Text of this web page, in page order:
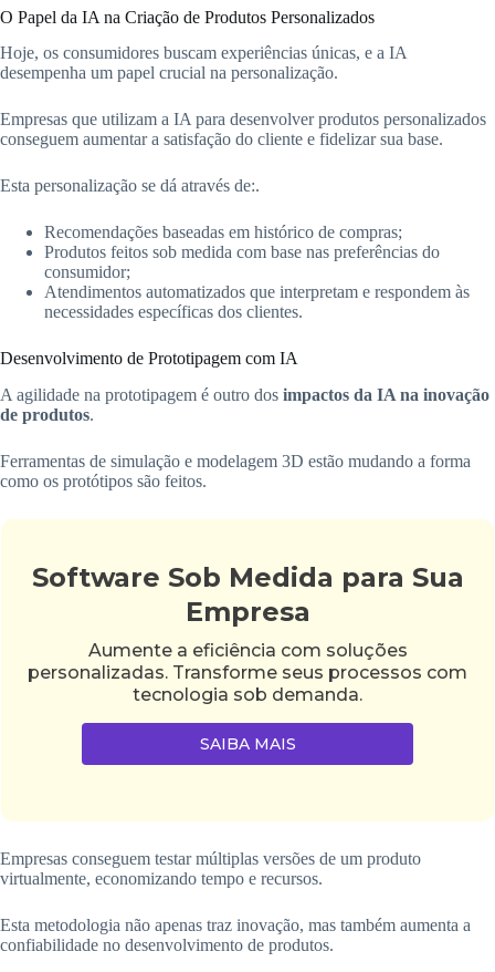
O Papel da IA na Criação de Produtos Personalizados
Hoje, os consumidores buscam experiências únicas, e a IA
desempenha um papel crucial na personalização.
Empresas que utilizam a IA para desenvolver produtos personalizados
conseguem aumentar a satisfação do cliente e fidelizar sua base.
Esta personalização se dá através de:.
Recomendações baseadas em histórico de compras;
Produtos feitos sob medida com base nas preferências do
consumidor;
Atendimentos automatizados que interpretam e respondem às
necessidades específicas dos clientes.
Desenvolvimento de Prototipagem com IA
A agilidade na prototipagem é outro dos impactos da IA na inovação
de produtos.
Ferramentas de simulação e modelagem 3D estão mudando a forma
como os protótipos são feitos.
Software Sob Medida para Sua
Empresa
Aumente a eficiência com soluções
personalizadas. Transforme seus processos com
tecnologia sob demanda.
SAIBA MAIS
Empresas conseguem testar múltiplas versões de um produto
virtualmente, economizando tempo e recursos.
Esta metodologia não apenas traz inovação, mas também aumenta a
confiabilidade no desenvolvimento de produtos.